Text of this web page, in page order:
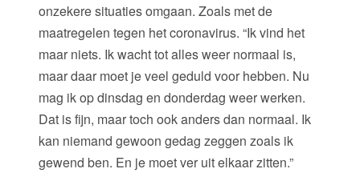
onzekere situaties omgaan. Zoals met de
maatregelen tegen het coronavirus. “Ik vind het
maar niets. Ik wacht tot alles weer normaal is,
maar daar moet je veel geduld voor hebben. Nu
mag ik op dinsdag en donderdag weer werken.
Dat is fijn, maar toch ook anders dan normaal. Ik
kan niemand gewoon gedag zeggen zoals ik
gewend ben. En je moet ver uit elkaar zitten.”